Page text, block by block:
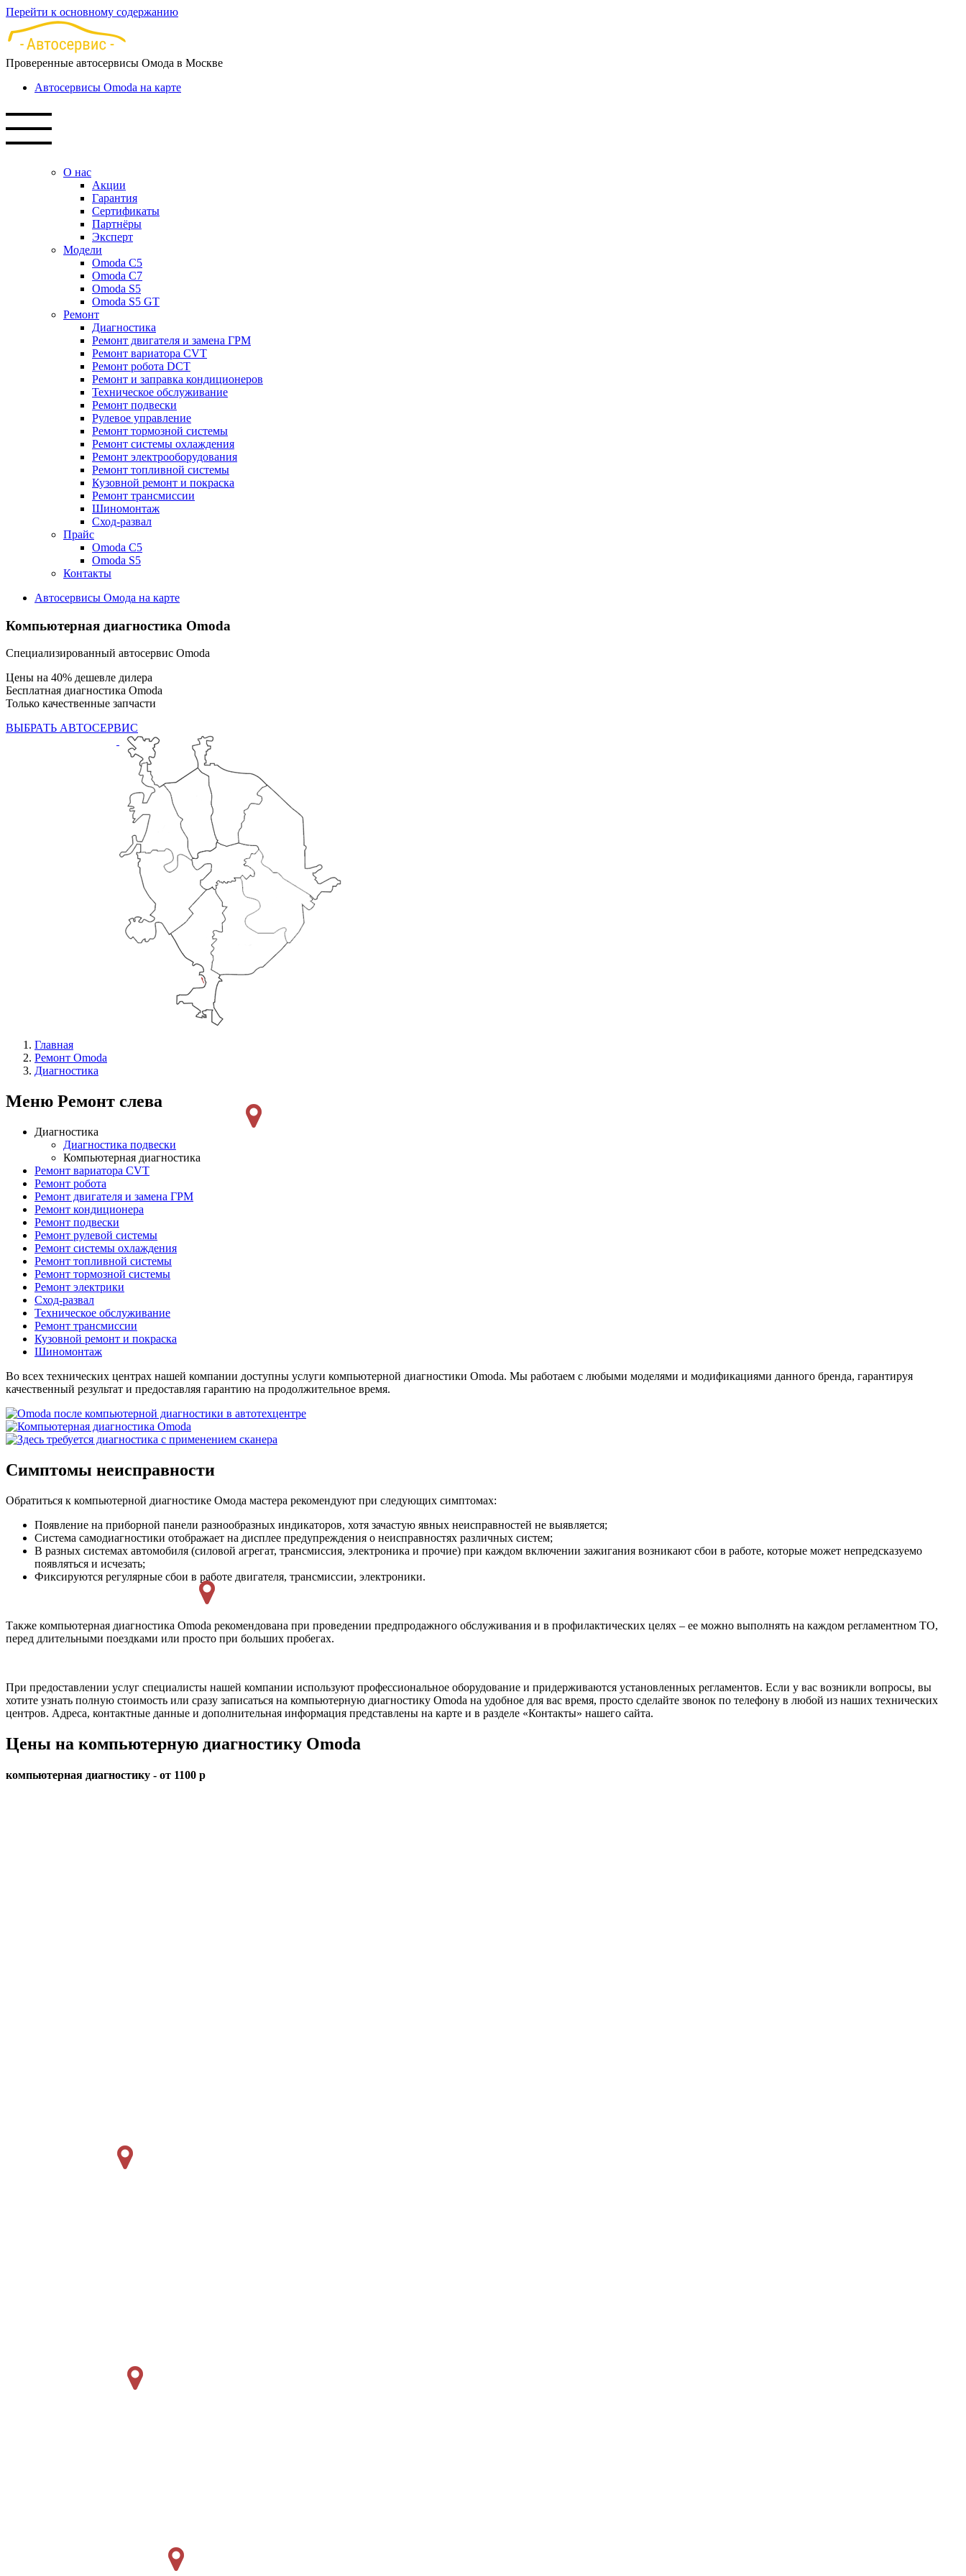
Перейти к основному содержанию
Проверенные автосервисы Омода в Москве
Автосервисы Omoda на карте
О нас
Акции
Гарантия
Сертификаты
Партнёры
Эксперт
Модели
Omoda C5
Omoda C7
Omoda S5
Omoda S5 GT
Ремонт
Диагностика
Ремонт двигателя и замена ГРМ
Ремонт вариатора CVT
Ремонт робота DCT
Ремонт и заправка кондиционеров
Техническое обслуживание
Ремонт подвески
Рулевое управление
Ремонт тормозной системы
Ремонт системы охлаждения
Ремонт электрооборудования
Ремонт топливной системы
Кузовной ремонт и покраска
Ремонт трансмиссии
Шиномонтаж
Сход-развал
Прайс
Omoda C5
Omoda S5
Контакты
Автосервисы Омода на карте
Компьютерная диагностика Omoda
Специализированный автосервис Omoda
Цены на 40% дешевле дилера
Бесплатная диагностика Omoda
Только качественные запчасти
ВЫБРАТЬ АВТОСЕРВИС
Главная
Ремонт Omoda
Диагностика
Меню Ремонт слева
Диагностика
Диагностика подвески
Компьютерная диагностика
Ремонт вариатора CVT
Ремонт робота
Ремонт двигателя и замена ГРМ
Ремонт кондиционера
Ремонт подвески
Ремонт рулевой системы
Ремонт системы охлаждения
Ремонт топливной системы
Ремонт тормозной системы
Ремонт электрики
Сход-развал
Техническое обслуживание
Ремонт трансмиссии
Кузовной ремонт и покраска
Шиномонтаж
Во всех технических центрах нашей компании доступны услуги компьютерной диагностики Omoda. Мы работаем с любыми моделями и модификациями данного бренда, гарантируя
качественный результат и предоставляя гарантию на продолжительное время.
Симптомы неисправности
Обратиться к компьютерной диагностике Омода мастера рекомендуют при следующих симптомах:
Появление на приборной панели разнообразных индикаторов, хотя зачастую явных неисправностей не выявляется;
Система самодиагностики отображает на дисплее предупреждения о неисправностях различных систем;
В разных системах автомобиля (силовой агрегат, трансмиссия, электроника и прочие) при каждом включении зажигания возникают сбои в работе, которые может непредсказуемо
появляться и исчезать;
Фиксируются регулярные сбои в работе двигателя, трансмиссии, электроники.
Также компьютерная диагностика Omoda рекомендована при проведении предпродажного обслуживания и в профилактических целях – ее можно выполнять на каждом регламентном ТО,
перед длительными поездками или просто при больших пробегах.
При предоставлении услуг специалисты нашей компании используют профессиональное оборудование и придерживаются установленных регламентов. Если у вас возникли вопросы, вы
хотите узнать полную стоимость или сразу записаться на компьютерную диагностику Omoda на удобное для вас время, просто сделайте звонок по телефону в любой из наших технических
центров. Адреса, контактные данные и дополнительная информация представлены на карте и в разделе «Контакты» нашего сайта.
Цены на компьютерную диагностику Omoda
компьютерная диагностику - от 1100 р